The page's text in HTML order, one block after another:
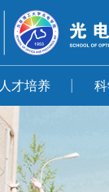
人才培养